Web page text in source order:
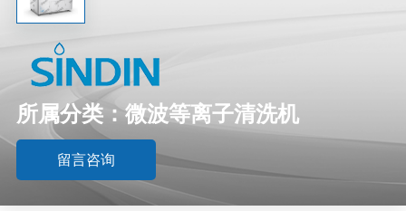
所属分类：微波等离子清洗机
留言咨询